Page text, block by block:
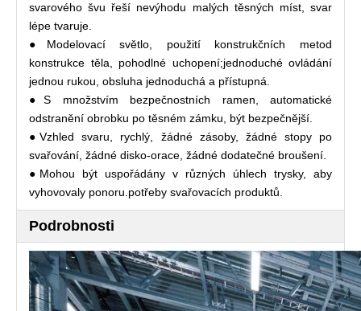
svarového švu řeší nevýhodu malých těsných míst, svar
lépe tvaruje.
●Modelovací světlo, použití konstrukčních metod
konstrukce těla, pohodlné uchopení;jednoduché ovládání
jednou rukou, obsluha jednoduchá a přístupná.
●S množstvím bezpečnostních ramen, automatické
odstranění obrobku po těsném zámku, být bezpečnější.
●Vzhled svaru, rychlý, žádné zásoby, žádné stopy po
svařování, žádné disko-orace, žádné dodatečné broušení.
●Mohou být uspořádány v různých úhlech trysky, aby
vyhovovaly ponoru.potřeby svařovacích produktů.
Podrobnosti